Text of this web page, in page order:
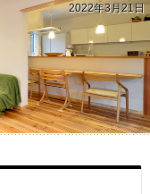
2022年3月21日